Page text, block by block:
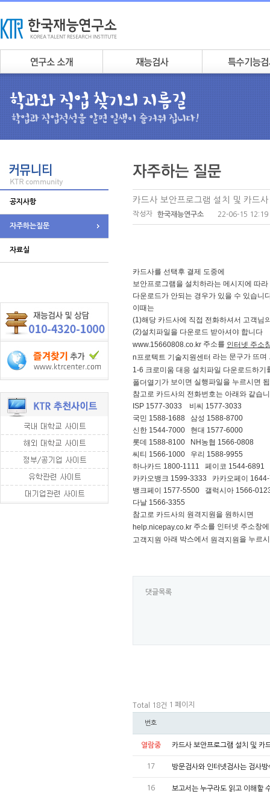
공지사항
자주하는질문
자료실
카드사 보안프로그램 설치 및 카드
작성자 한국재능연구소 22-06-15 12:19
카드사를 선택후 결제 도중에
보안프로그램을 설치하라는 메시지에 따
다운로드가 안되는 경우가 있을 수 있습니
이때는
(1)해당 카드사에 직접 전화하셔서 고객님
(2)설치파일을 다운로드 받아셔야 합니다
www.15660808.co.kr 주소를 인터넷 주소
n프로텍트 기술지원센터 라는 문구가 뜨며
1-6 크로미움 대응 설치파일 다운로드하기
폴더열기가 보이면 실행파일을 누르시면
참고로 카드사의 전화번호는 아래와 같습
ISP 1577-3033 비씨 1577-3033
국민 1588-1688 삼성 1588-8700
신한 1544-7000 현대 1577-6000
롯데 1588-8100 NH농협 1566-0808
씨티 1566-1000 우리 1588-9955
하나카드 1800-1111 페이코 1544-6891
카카오뱅크 1599-3333 카카오페이
뱅크페이 1577-5500 갤럭시아 1566-
다날 1566-3355
참고로 카드사의 원격지원을 원하시면
help.nicepay.co.kr 주소를 인터넷 주소창
고객지원 아래 박스에서 원격지원 을 누르
댓글목록
Total 18건 1 페이지
번호
열람중 카드사 보안프로그램 설치 및 카
17 방문검사와 인터넷검사는 검사
16 보고서는 누구라도 읽고 이해할